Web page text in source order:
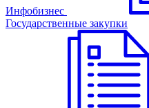
Инфобизнес
Государственные закупки